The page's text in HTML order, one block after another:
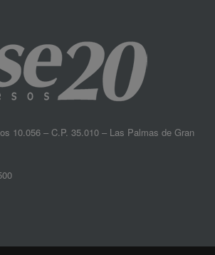
10.056 – C.P. 35.010 – Las Palmas de Gran